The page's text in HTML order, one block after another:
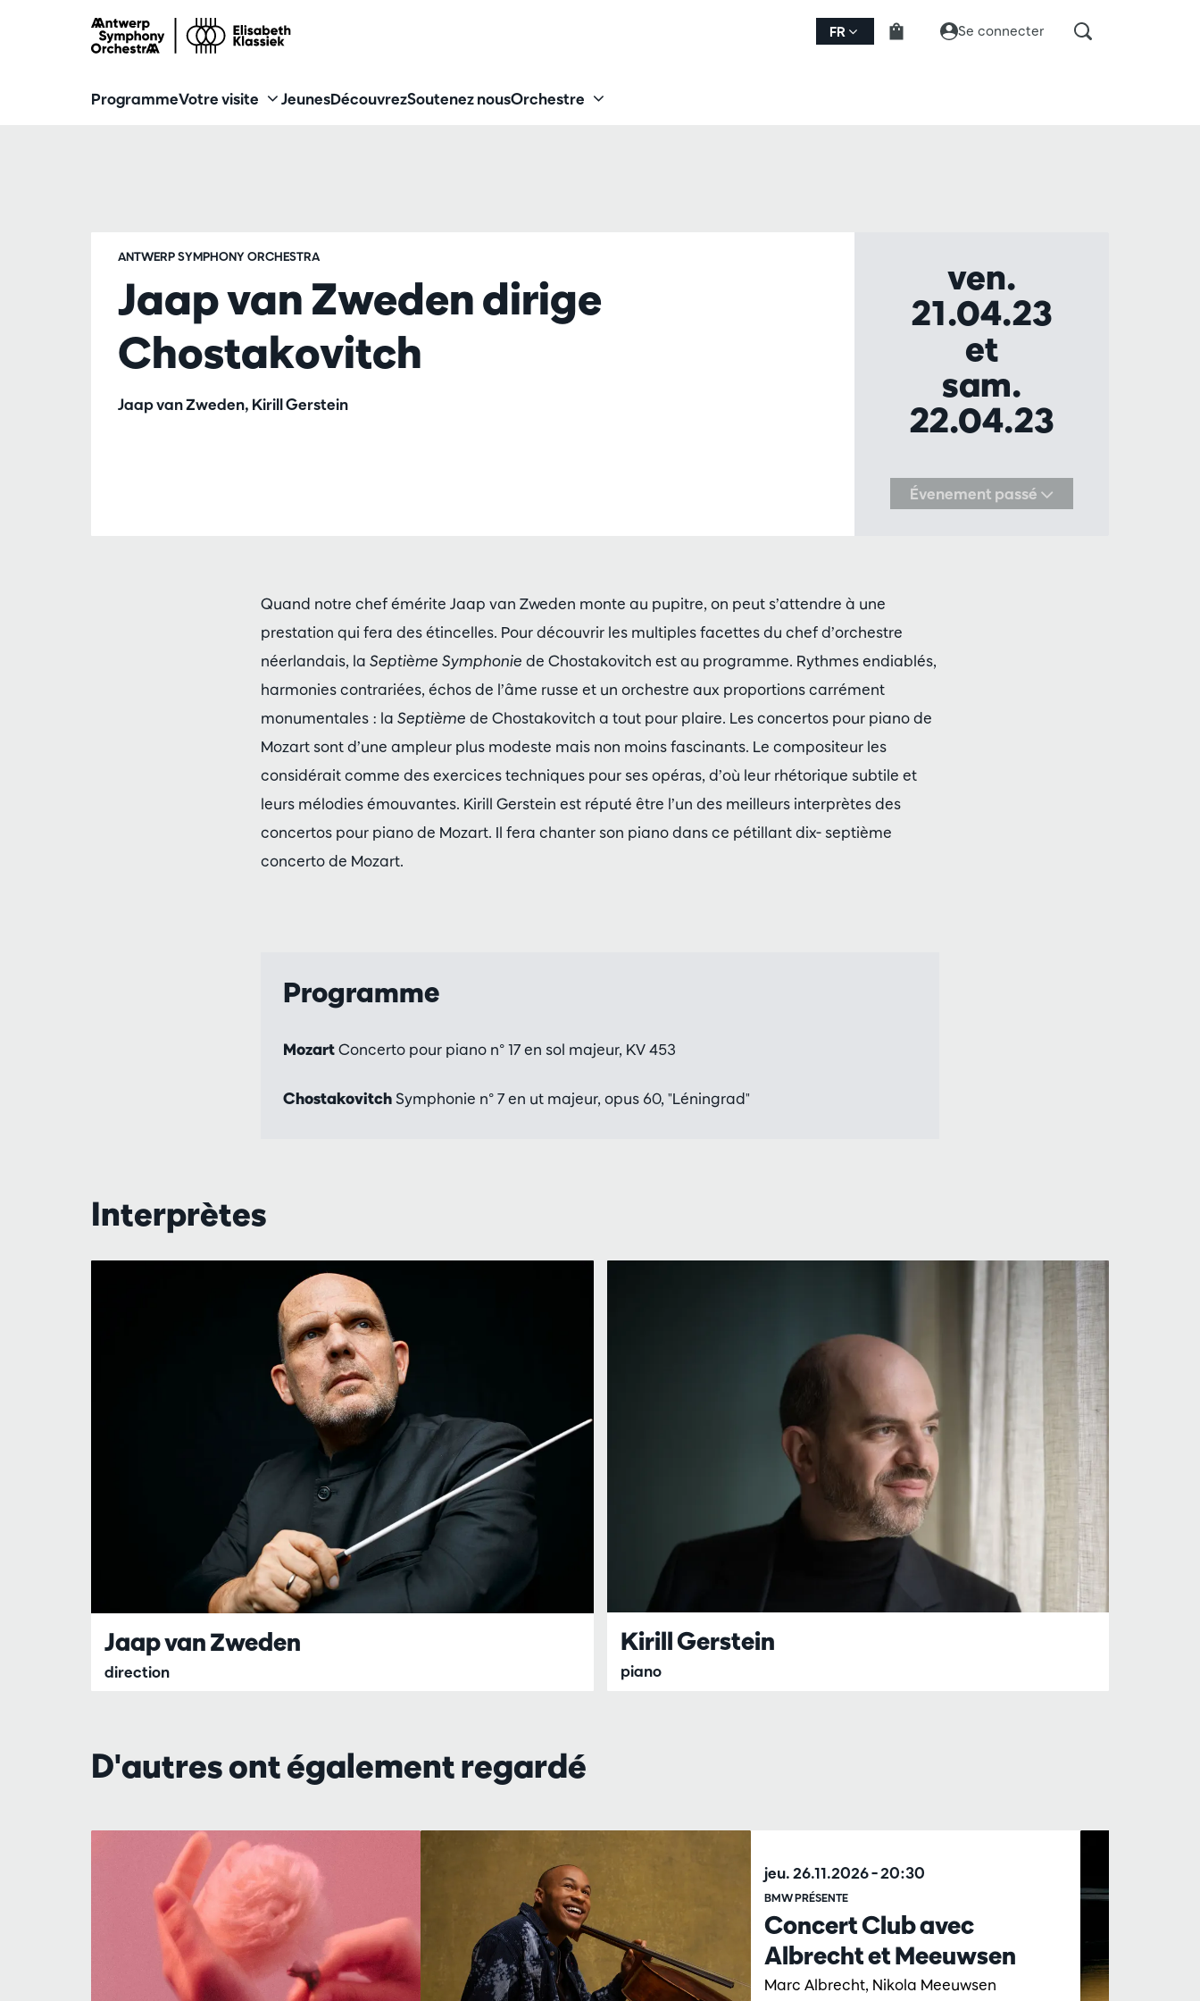
FR Se connecter
ProgrammeVotre visite JeunesDécouvrezSoutenez nousOrchestre
Jaap van Zweden dirige
Chostakovitch
Jaap van Zweden, Kirill Gerstein
ANTWERP SYMPHONY ORCHESTRA
ven.
21.04.23
et
sam.
22.04.23
Évenement passé
Quand notre chef émérite Jaap van Zweden monte au pupitre, on peut s’attendre à une
prestation qui fera des étincelles. Pour découvrir les multiples facettes du chef d’orchestre
néerlandais, la Septième Symphonie de Chostakovitch est au programme. Rythmes endiablés,
harmonies contrariées, échos de l’âme russe et un orchestre aux proportions carrément
monumentales : la Septième de Chostakovitch a tout pour plaire. Les concertos pour piano de
Mozart sont d’une ampleur plus modeste mais non moins fascinants. Le compositeur les
considérait comme des exercices techniques pour ses opéras, d’où leur rhétorique subtile et
leurs mélodies émouvantes. Kirill Gerstein est réputé être l’un des meilleurs interprètes des
concertos pour piano de Mozart. Il fera chanter son piano dans ce pétillant dix- septième
concerto de Mozart.
Programme
MozartConcerto pour piano n° 17 en sol majeur, KV 453
ChostakovitchSymphonie n° 7 en ut majeur, opus 60, "Léningrad"
Interprètes
Jaap van Zweden
direction
Kirill Gerstein
piano
D'autres ont également regardé
Concert Club avec
Albrecht et Meeuwsen
Marc Albrecht, Nikola Meeuwsen
BMW PRÉSENTE
jeu. 26.11.2026– 20:30